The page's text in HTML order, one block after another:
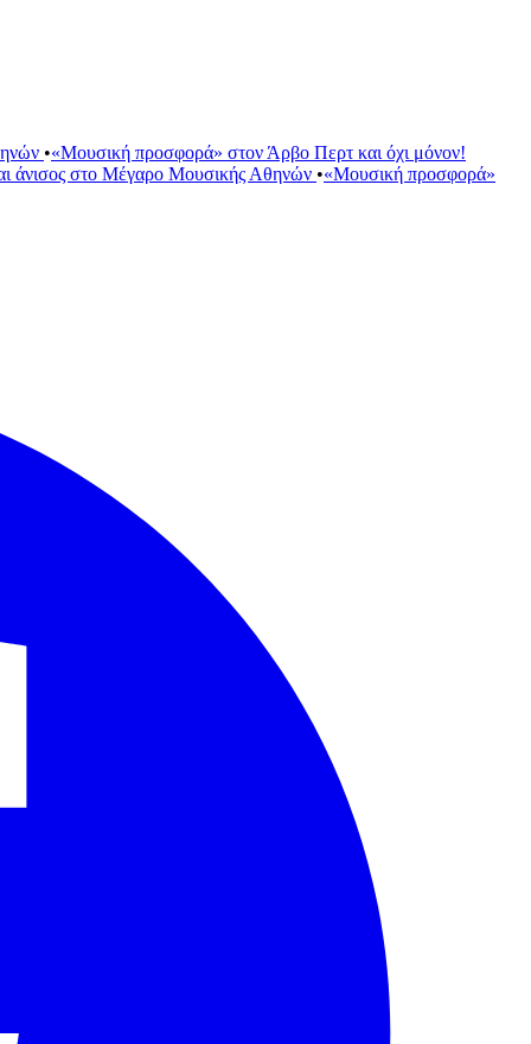
•«Μουσική προσφορά» στον Άρβο Περτ και όχι μόνον!
άνισος στο Μέγαρο Μουσικής Αθηνών •«Μουσική προσφορά»